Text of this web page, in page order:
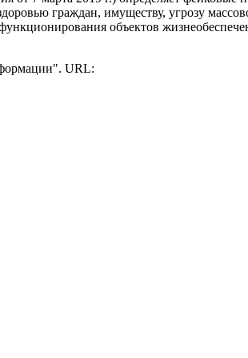
граждан, имуществу, угрозу
объектов
URL: